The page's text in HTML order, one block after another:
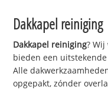
Dakkapel reiniging
Dakkapel reiniging?
bieden een
Alle
opgepakt, zónder